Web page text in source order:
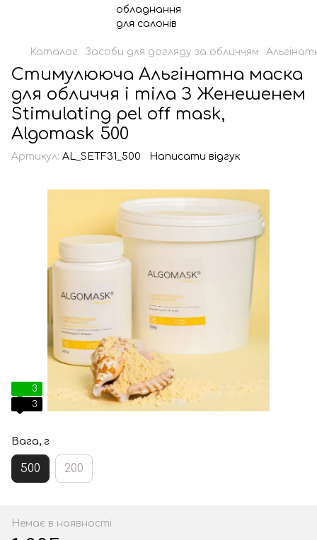
Каталог Засоби для догляду за обличчям
Стимулююча Альгінатна маска
для обличчя і тіла З Женешенем
Stimulating pel off mask,
Algomask 500
Артикул: AL_SETF31_500 Написати відгук
3
3
Вага, г
500 200
Немає в наявності